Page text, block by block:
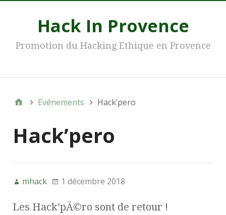
Hack In Provence
Promotion du Hacking Ethique en Provence
Evénements Hack’pero
Hack’pero
mhack 1 décembre 2018
Les Hack’pÃ©ro sont de retour !